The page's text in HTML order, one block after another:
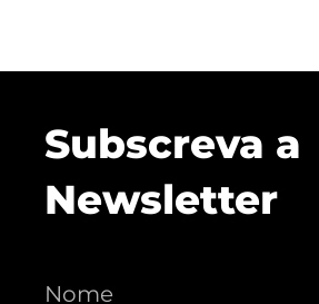
Subscreva a
Newsletter